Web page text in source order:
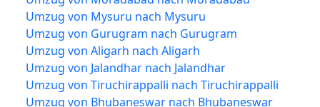
Umzug von Mysuru nach Mysuru
Umzug von Gurugram nach Gurugram
Umzug von Aligarh nach Aligarh
Umzug von Jalandhar nach Jalandhar
Umzug von Tiruchirappalli nach Tiruchirappalli
Umzug von Bhubaneswar nach Bhubaneswar